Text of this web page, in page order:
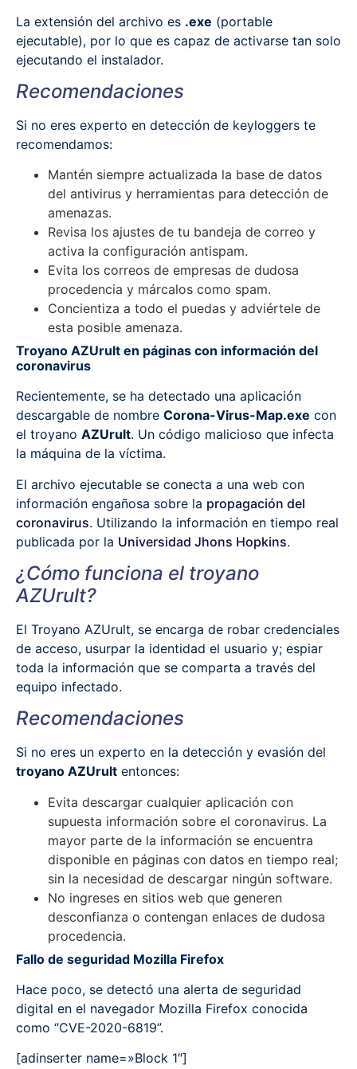
La extensión del archivo es .exe (portable
ejecutable), por lo que es capaz de activarse tan solo
ejecutando el instalador.
Recomendaciones
Si no eres experto en detección de keyloggers te
recomendamos:
Mantén siempre actualizada la base de datos
del antivirus y herramientas para detección de
amenazas.
Revisa los ajustes de tu bandeja de correo y
activa la configuración antispam.
Evita los correos de empresas de dudosa
procedencia y márcalos como spam.
Concientiza a todo el puedas y adviértele de
esta posible amenaza.
Troyano AZUrult en páginas con información del
coronavirus
Recientemente, se ha detectado una aplicación
descargable de nombre Corona-Virus-Map.exe con
el troyano AZUrult. Un código malicioso que infecta
la máquina de la víctima.
El archivo ejecutable se conecta a una web con
información engañosa sobre la propagación del
coronavirus. Utilizando la información en tiempo real
publicada por la Universidad Jhons Hopkins.
¿Cómo funciona el troyano
AZUrult?
El Troyano AZUrult, se encarga de robar credenciales
de acceso, usurpar la identidad el usuario y; espiar
toda la información que se comparta a través del
equipo infectado.
Recomendaciones
Si no eres un experto en la detección y evasión del
troyano AZUrult entonces:
Evita descargar cualquier aplicación con
supuesta información sobre el coronavirus. La
mayor parte de la información se encuentra
disponible en páginas con datos en tiempo real;
sin la necesidad de descargar ningún software.
No ingreses en sitios web que generen
desconfianza o contengan enlaces de dudosa
procedencia.
Fallo de seguridad Mozilla Firefox
Hace poco, se detectó una alerta de seguridad
digital en el navegador Mozilla Firefox conocida
como “CVE-2020-6819”.
[adinserter name=»Block 1″]